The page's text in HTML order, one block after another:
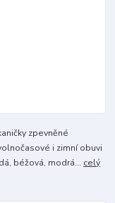
zpevněné
i zimní obuvi
béžová, modrá... celý